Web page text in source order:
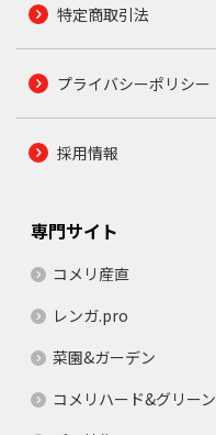
特定商取引法
プライバシーポリシー
採用情報
専門サイト
コメリ産直
レンガ.pro
菜園&ガーデン
コメリハード&グリーン